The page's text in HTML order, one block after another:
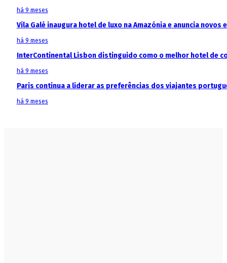
há 9 meses
Vila Galé inaugura hotel de luxo na Amazónia e anuncia
há 9 meses
InterContinental Lisbon distinguido como o melhor hotel de
há 9 meses
Paris continua a liderar as preferências dos viajantes
há 9 meses